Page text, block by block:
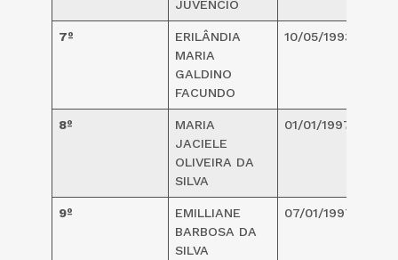
JUVÊNCIO
7º
ERILÂNDIA
MARIA
GALDINO
FACUNDO
10/05/1993
8º
MARIA
JACIELE
OLIVEIRA DA
SILVA
01/01/1997
9º
EMILLIANE
BARBOSA DA
SILVA
07/01/1997